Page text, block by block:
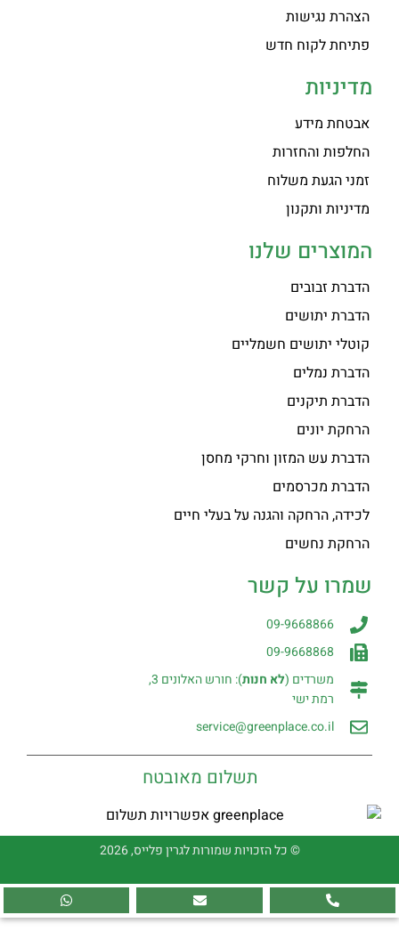
הצהרת נגישות
פתיחת לקוח חדש
מדיניות
אבטחת מידע
החלפות והחזרות
זמני הגעת משלוח
מדיניות ותקנון
המוצרים שלנו
הדברת זבובים
הדברת יתושים
קוטלי יתושים חשמליים
הדברת נמלים
הדברת תיקנים
הרחקת יונים
הדברת עש המזון וחרקי מחסן
הדברת מכרסמים
לכידה, הרחקה והגנה על בעלי חיים
הרחקת נחשים
שמרו על קשר
09-9668866
09-9668868
משרדים (לא חנות): חורש האלונים 3,
רמת ישי
service@greenplace.co.il
תשלום מאובטח
© כל הזכויות שמורות לגרין פלייס, 2026